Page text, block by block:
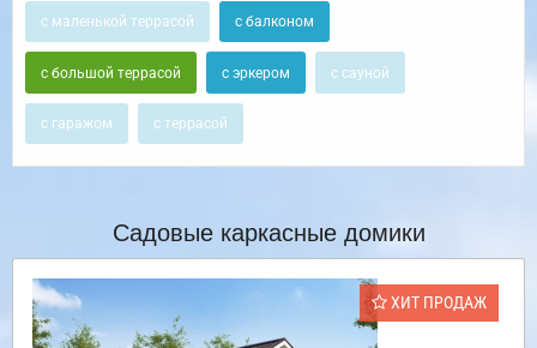
с маленькой террасой с балконом
с большой террасой с эркером с сауной
с гаражом с террасой
Садовые каркасные домики
ХИТ ПРОДАЖ